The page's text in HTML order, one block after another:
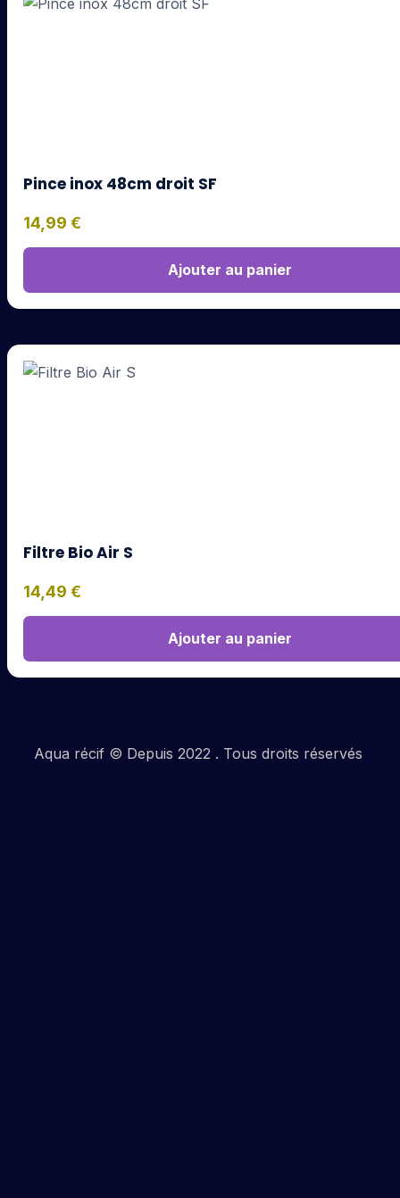
Pince inox 48cm droit SF
14,99 €
Ajouter au panier
Filtre Bio Air S
14,49 €
Ajouter au panier
Aqua récif © Depuis 2022 . Tous droits réservés